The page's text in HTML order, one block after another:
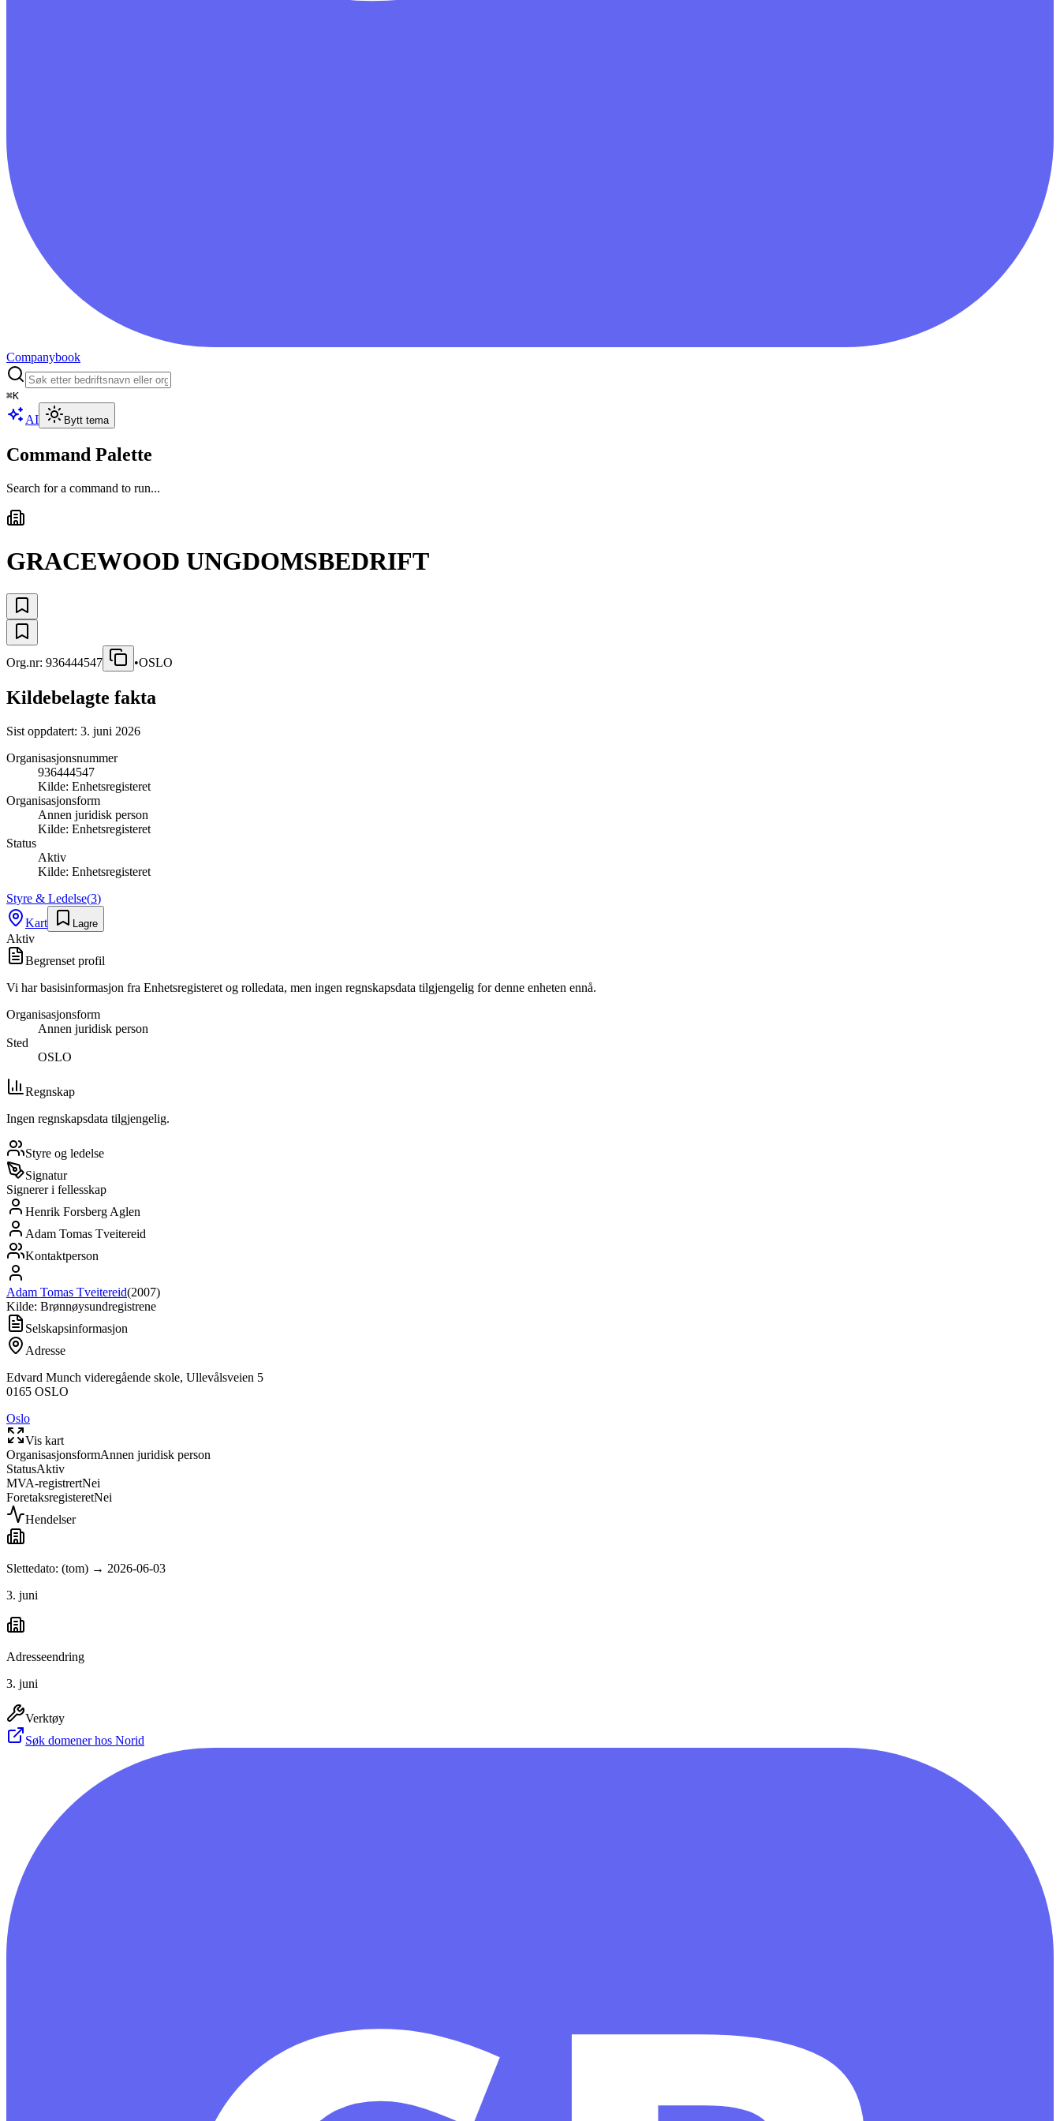
Companybook
⌘K
AI Bytt tema
Command Palette
Search for a command to run...
GRACEWOOD UNGDOMSBEDRIFT
Org.nr: 936444547 •OSLO
Kildebelagte fakta
Sist oppdatert: 3. juni 2026
Organisasjonsnummer
936444547
Kilde: Enhetsregisteret
Organisasjonsform
Annen juridisk person
Kilde: Enhetsregisteret
Status
Aktiv
Kilde: Enhetsregisteret
Styre & Ledelse(3)
Kart
Lagre
Aktiv
Begrenset profil
Vi har basisinformasjon fra Enhetsregisteret og rolledata, men ingen regnskapsdata tilgjengelig for denne enheten ennå.
Organisasjonsform
Annen juridisk person
Sted
OSLO
Regnskap
Ingen regnskapsdata tilgjengelig.
Styre og ledelse
Signatur
Signerer i fellesskap
Henrik Forsberg Aglen
Adam Tomas Tveitereid
Kontaktperson
Adam Tomas Tveitereid(2007)
Kilde: Brønnøysundregistrene
Selskapsinformasjon
Adresse
Edvard Munch videregående skole, Ullevålsveien 5
0165 OSLO
Oslo
Vis kart
OrganisasjonsformAnnen juridisk person
StatusAktiv
MVA-registrertNei
ForetaksregisteretNei
Hendelser
Slettedato: (tom) → 2026-06-03
3. juni
Adresseendring
3. juni
Verktøy
Søk domener hos Norid